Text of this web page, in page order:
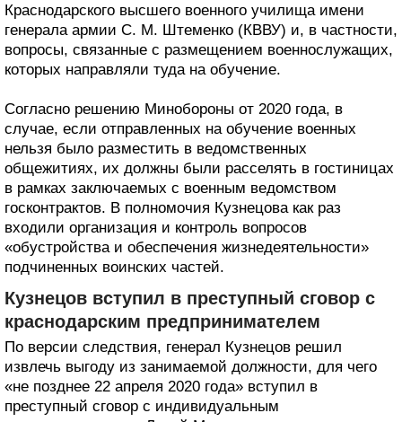
Краснодарского высшего военного училища имени
генерала армии С. М. Штеменко (КВВУ) и, в частности,
вопросы, связанные с размещением военнослужащих,
которых направляли туда на обучение.
Согласно решению Минобороны от 2020 года, в
случае, если отправленных на обучение военных
нельзя было разместить в ведомственных
общежитиях, их должны были расселять в гостиницах
в рамках заключаемых с военным ведомством
госконтрактов. В полномочия Кузнецова как раз
входили организация и контроль вопросов
«обустройства и обеспечения жизнедеятельности»
подчиненных воинских частей.
Кузнецов вступил в преступный сговор с
краснодарским предпринимателем
По версии следствия, генерал Кузнецов решил
извлечь выгоду из занимаемой должности, для чего
«не позднее 22 апреля 2020 года» вступил в
преступный сговор с индивидуальным